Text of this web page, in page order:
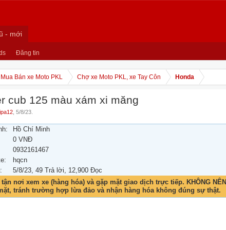
- mới
Đăng tin
Mua Bán xe Moto PKL Chợ xe Moto PKL, xe Tay Côn Honda
cub 125 màu xám xi măng
5/8/23
Hồ Chí Minh
0 VNĐ
0932161467
hqcn
5/8/23, 49 Trả lời, 12,900 Đọc
nơi xem xe (hàng hóa) và gặp mặt giao dịch trực tiếp. KHÔNG NÊN
tránh trường hợp lừa đảo và nhận hàng hóa không đúng sự thật.